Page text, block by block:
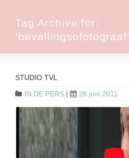
Tag Archive for:
‘bevallingsofotograaf’
STUDIO TVL
IN DE PERS | 28 juni 2011